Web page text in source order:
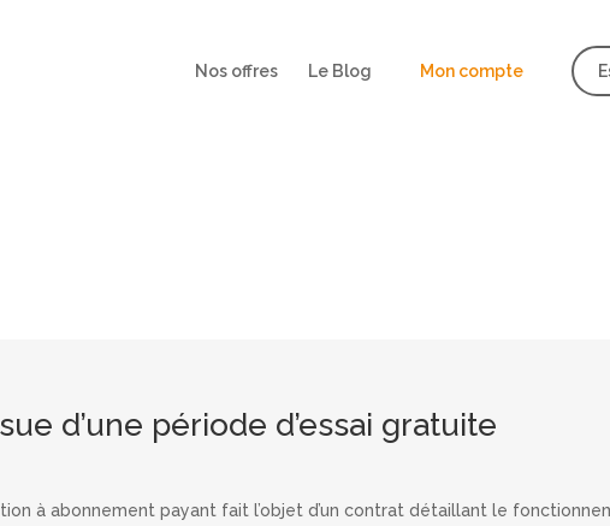
Nos offres Le Blog Mon compte
d’une période d’essai gratuite
à abonnement payant fait l’objet d’un contrat détaillant le